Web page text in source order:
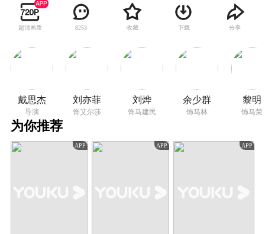
间产生情感。前者找到了一种符合他理想的蚕
——夜孔雀，后者把蝶化的夜孔雀永远铭刻在艾
尔莎的肌肤上。
超清画质 8253 收藏 下载 分享
戴思杰
导演
刘亦菲
饰艾尔莎
刘烨
饰马建民
余少群
饰马林
黎明
饰马荣
为你推荐
APP APP APP